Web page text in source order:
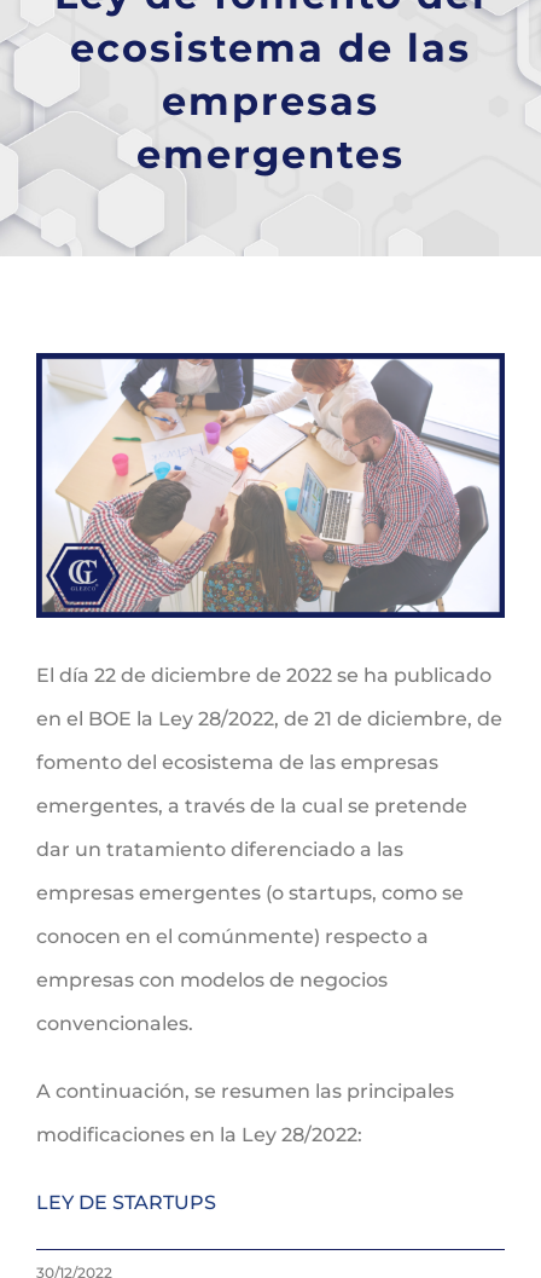
ecosistema de las
empresas
emergentes
Ver
imagen
más
grande
El día 22 de diciembre de 2022 se ha publicado
en el BOE la Ley 28/2022, de 21 de diciembre, de
fomento del ecosistema de las empresas
emergentes, a través de la cual se pretende
dar un tratamiento diferenciado a las
empresas emergentes (o startups, como se
conocen en el comúnmente) respecto a
empresas con modelos de negocios
convencionales.
A continuación, se resumen las principales
modificaciones en la Ley 28/2022:
LEY DE STARTUPS
30/12/2022